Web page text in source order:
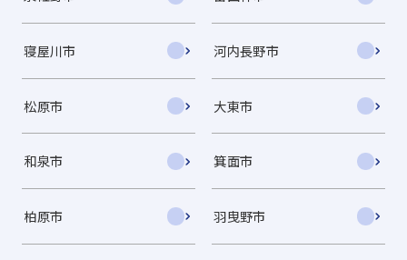
寝屋川市 河内長野市
松原市 大東市
和泉市 箕面市
柏原市 羽曳野市